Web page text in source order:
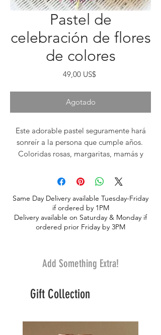
Pastel de
celebración de flores
de colores
49,00 US$Precio
Agotado
Este adorable pastel seguramente hará
sonreír a la persona que cumple años.
Coloridas rosas, margaritas, mamás y
de pastel.
Same Day Delivery available Tuesday-Friday
if ordered by 1PM
Delivery available on Saturday & Monday if
ordered prior Friday by 3PM
Add Something Extra!
Gift Collection